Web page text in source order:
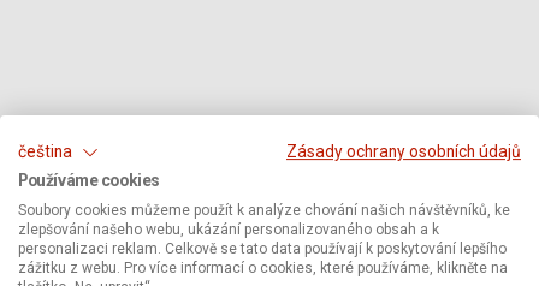
čeština
Zásady ochrany osobních údajů
Používáme cookies
Soubory cookies můžeme použít k analýze chování našich návštěvníků, ke
zlepšování našeho webu, ukázání personalizovaného obsah a k
personalizaci reklam. Celkově se tato data používají k poskytování lepšího
zážitku z webu. Pro více informací o cookies, které používáme, klikněte na